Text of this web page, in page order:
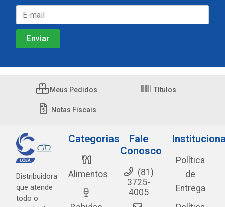
Meus Pedidos Títulos
Notas Fiscais
Distribuidora
que atende
todo o
Categorias
Alimentos
Fale
Conosco
(81)
3725-
4005
Política
de
Entrega